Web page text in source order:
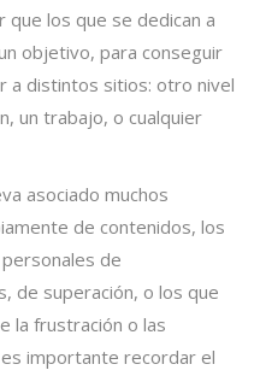
que los que se dedican a
objetivo, para conseguir
a distintos sitios: otro nivel
un trabajo, o cualquier
asociado muchos
de contenidos, los
de
de superación, o los que
la frustración o las
importante recordar el